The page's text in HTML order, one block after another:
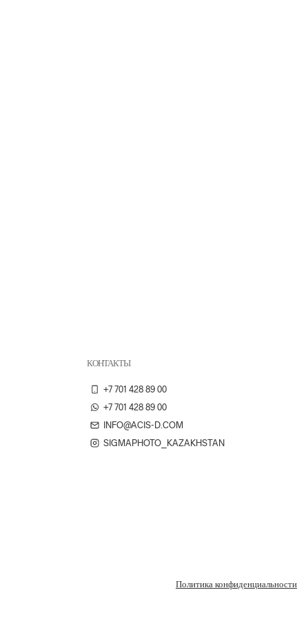
КОНТАКТЫ
+7 701 428 89 00
+7 701 428 89 00
INFO@ACIS-D.COM
SIGMAPHOTO_KAZAKHSTAN
Политика конфиденциальности